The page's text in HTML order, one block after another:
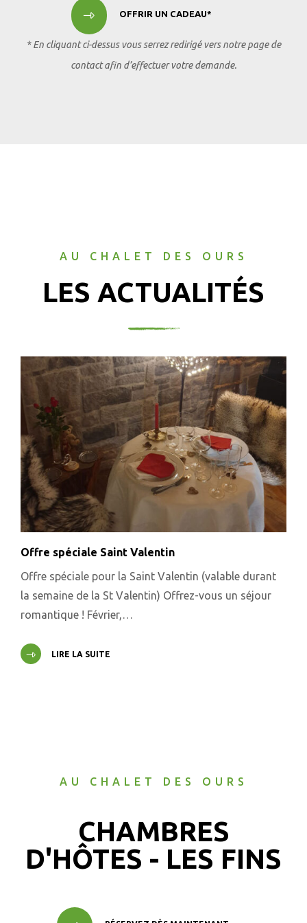
OFFRIR UN CADEAU*
* En cliquant ci-dessus vous serrez redirigé vers notre page de
contact afin d’effectuer votre demande.
AU CHALET DES OURS
LES ACTUALITÉS
Offre spéciale Saint Valentin
Offre spéciale pour la Saint Valentin (valable durant
la semaine de la St Valentin) Offrez-vous un séjour
romantique ! Février,…
LIRE LA SUITE
AU CHALET DES OURS
CHAMBRES
D'HÔTES - LES FINS